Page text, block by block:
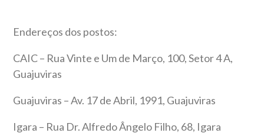
Endereços dos postos:
CAIC – Rua Vinte e Um de Março, 100, Setor 4 A,
Guajuviras
Guajuviras – Av. 17 de Abril, 1991, Guajuviras
Igara – Rua Dr. Alfredo Ângelo Filho, 68, Igara